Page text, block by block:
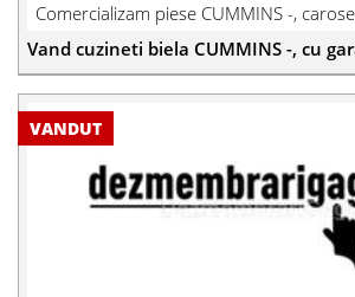
Comercializam piese CUMMINS -,
Vand cuzineti biela CUMMINS -, cu